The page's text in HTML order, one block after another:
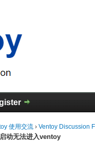
使用交流 › Ventoy Discussion
动无法进入ventoy